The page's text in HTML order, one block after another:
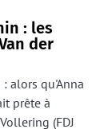
: les
der
alors qu'Anna
prête à
(FDJ